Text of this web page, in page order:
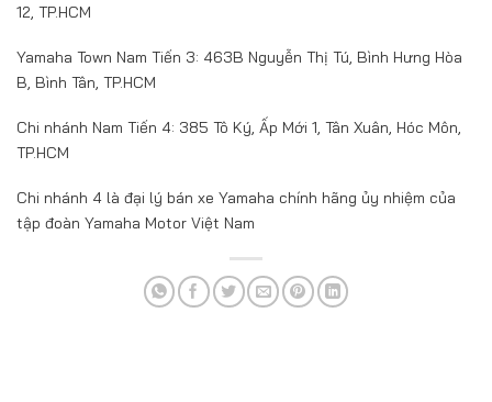
12, TP.HCM
Yamaha Town Nam Tiến 3: 463B Nguyễn Thị Tú, Bình Hưng Hòa
B, Bình Tân, TP.HCM
Chi nhánh Nam Tiến 4: 385 Tô Ký, Ấp Mới 1, Tân Xuân, Hóc Môn,
TP.HCM
Chi nhánh 4 là đại lý bán xe Yamaha chính hãng ủy nhiệm của
tập đoàn Yamaha Motor Việt Nam